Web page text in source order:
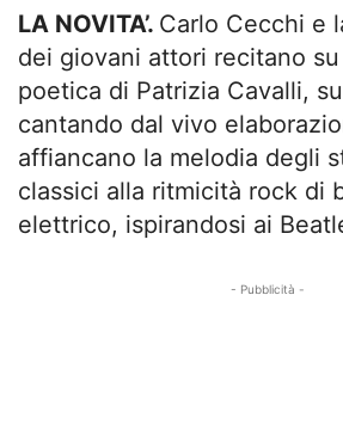
LA NOVITA’. Carlo Cecchi e
dei giovani attori recitano
poetica di Patrizia Cavalli,
cantando dal vivo
affiancano la melodia degli
classici alla ritmicità rock di
elettrico, ispirandosi ai
- Pubblicità -